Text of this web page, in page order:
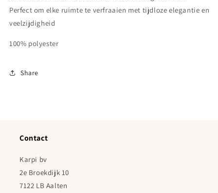
Perfect om elke ruimte te verfraaien met tijdloze elegantie en
veelzijdigheid
100% polyester
Share
Contact
Karpi bv
2e Broekdijk 10
7122 LB Aalten